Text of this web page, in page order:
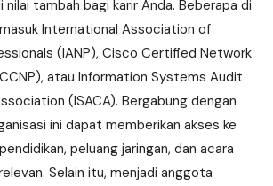
tambah bagi karir Anda. Beberapa di
International Association of
(IANP), Cisco Certified Network
atau Information Systems Audit
(ISACA). Bergabung dengan
ini dapat memberikan akses ke
peluang jaringan, dan acara
Selain itu, menjadi anggota